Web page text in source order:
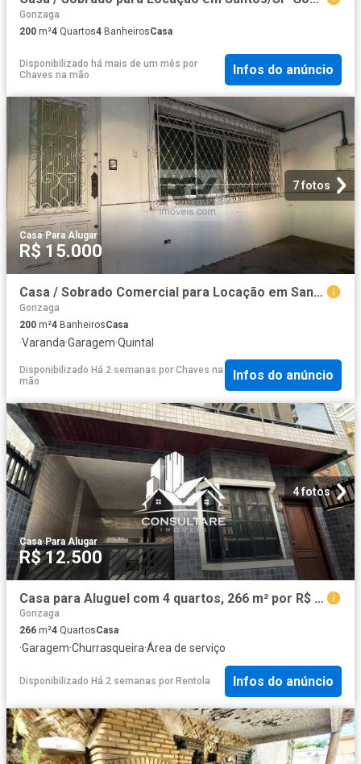
Gonzaga
200 m²4 Quartos4 BanheirosCasa
Disponibilizado há mais de um mês por
Chaves na mão
Infos do anúncio
7 fotos
Casa· Para Alugar
R$ 15.000
Casa / Sobrado Comercial para Locação em Santos/SP Gonzaga
Gonzaga
200 m²4 BanheirosCasa
·Varanda·Garagem·Quintal
Disponibilizado Há 2 semanas por Chaves na
mão
Infos do anúncio
4 fotos
Casa·Para Alugar
R$ 12.500
Casa para Aluguel com 4 quartos, 266 m² por R$ 12.500
Gonzaga
266 m²4 QuartosCasa
·Garagem·Churrasqueira·Área de serviço
Disponibilizado Há 2 semanas por Rentola Infos do anúncio